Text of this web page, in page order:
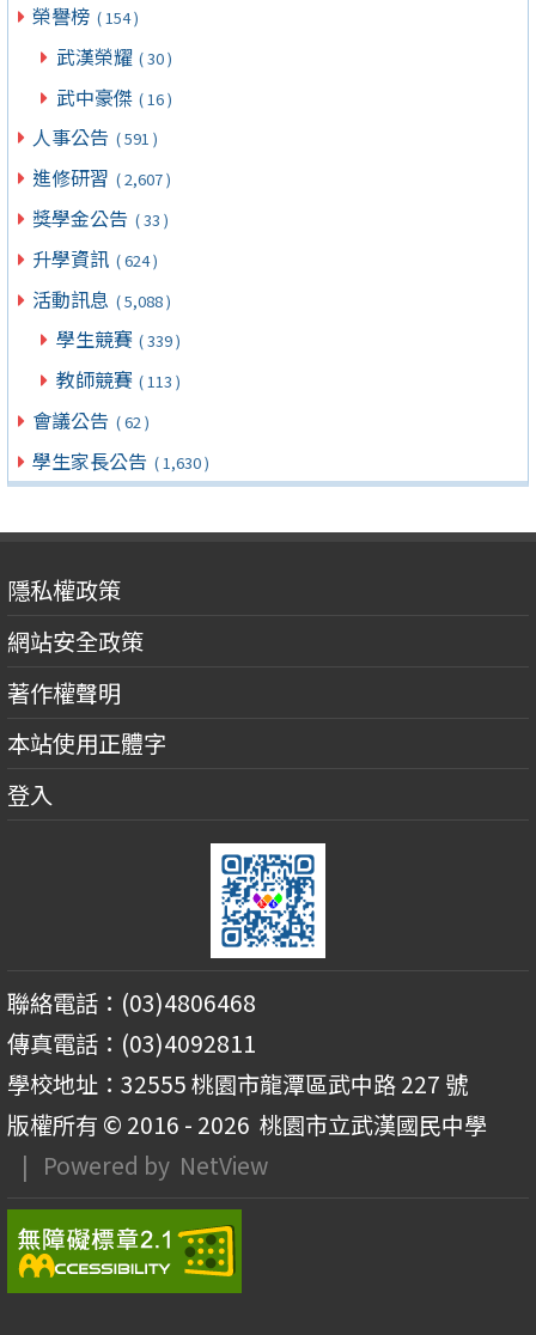
榮譽榜 ( 154 )
武漢榮耀 ( 30 )
武中豪傑 ( 16 )
人事公告 ( 591 )
進修研習 ( 2,607 )
獎學金公告 ( 33 )
升學資訊 ( 624 )
活動訊息 ( 5,088 )
學生競賽 ( 339 )
教師競賽 ( 113 )
會議公告 ( 62 )
學生家長公告 ( 1,630 )
隱私權政策
網站安全政策
著作權聲明
本站使用正體字
登入
聯絡電話：(03)4806468
傳真電話：(03)4092811
學校地址：32555 桃園市龍潭區武中路 227 號
版權所有 © 2016 - 2026 桃園市立武漢國民中學
| Powered by NetView